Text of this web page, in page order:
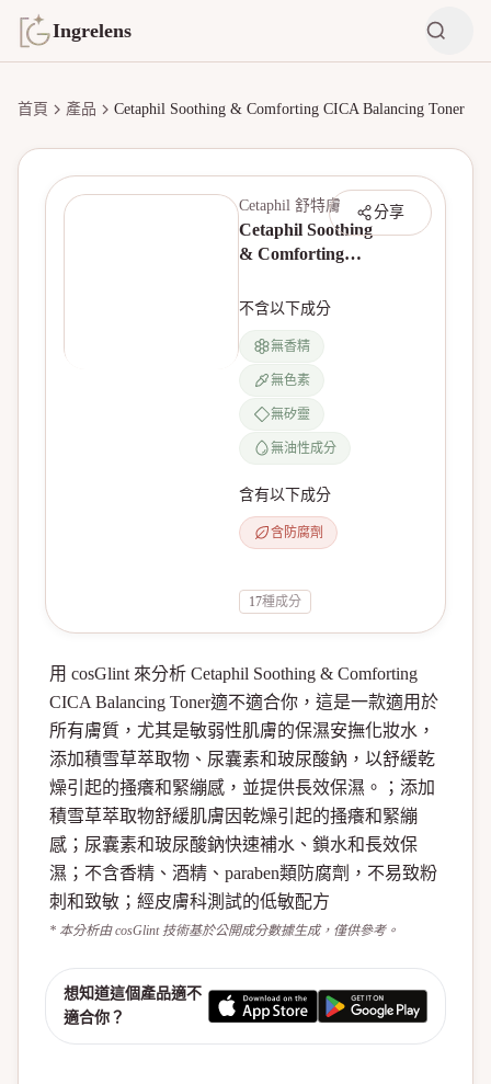
Ingrelens
首頁 產品 Cetaphil Soothing & Comforting CICA Balancing Toner
分享
Cetaphil 舒特膚
Cetaphil Soothing
& Comforting
Toner
不含以下成分
無香精
無色素
無矽靈
無油性成分
含有以下成分
含防腐劑
17種成分
用 cosGlint 來分析 Cetaphil Soothing & Comforting
CICA Balancing Toner適不適合你，這是一款適用於
所有膚質，尤其是敏弱性肌膚的保濕安撫化妝水，
添加積雪草萃取物、尿囊素和玻尿酸鈉，以舒緩乾
燥引起的搔癢和緊繃感，並提供長效保濕。；添加
積雪草萃取物舒緩肌膚因乾燥引起的搔癢和緊繃
感；尿囊素和玻尿酸鈉快速補水、鎖水和長效保
濕；不含香精、酒精、paraben類防腐劑，不易致粉
刺和致敏；經皮膚科測試的低敏配方
* 本分析由 cosGlint 技術基於公開成分數據生成，僅供參考。
想知道這個產品適不
適合你？